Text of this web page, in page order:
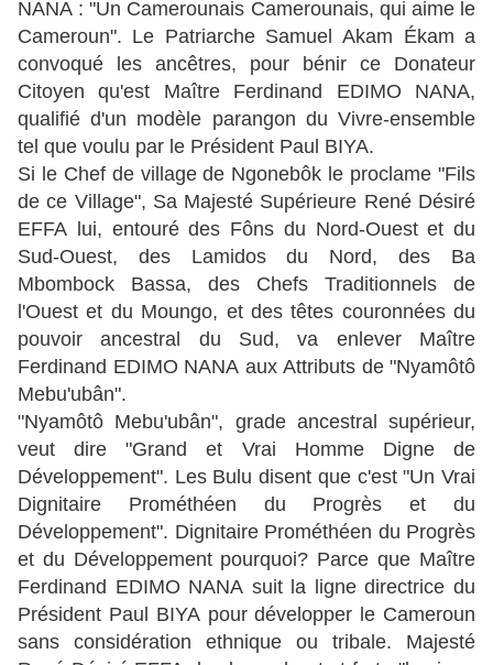
NANA : "Un Camerounais Camerounais, qui aime le
Cameroun". Le Patriarche Samuel Akam Ékam a
convoqué les ancêtres, pour bénir ce Donateur
Citoyen qu'est Maître Ferdinand EDIMO NANA,
qualifié d'un modèle parangon du Vivre-ensemble
tel que voulu par le Président Paul BIYA.
Si le Chef de village de Ngonebôk le proclame "Fils
de ce Village", Sa Majesté Supérieure René Désiré
EFFA lui, entouré des Fôns du Nord-Ouest et du
Sud-Ouest, des Lamidos du Nord, des Ba
Mbombock Bassa, des Chefs Traditionnels de
l'Ouest et du Moungo, et des têtes couronnées du
pouvoir ancestral du Sud, va enlever Maître
Ferdinand EDIMO NANA aux Attributs de "Nyamôtô
Mebu'ubân".
"Nyamôtô Mebu'ubân", grade ancestral supérieur,
veut dire "Grand et Vrai Homme Digne de
Développement". Les Bulu disent que c'est "Un Vrai
Dignitaire Prométhéen du Progrès et du
Développement". Dignitaire Prométhéen du Progrès
et du Développement pourquoi? Parce que Maître
Ferdinand EDIMO NANA suit la ligne directrice du
Président Paul BIYA pour développer le Cameroun
sans considération ethnique ou tribale. Majesté